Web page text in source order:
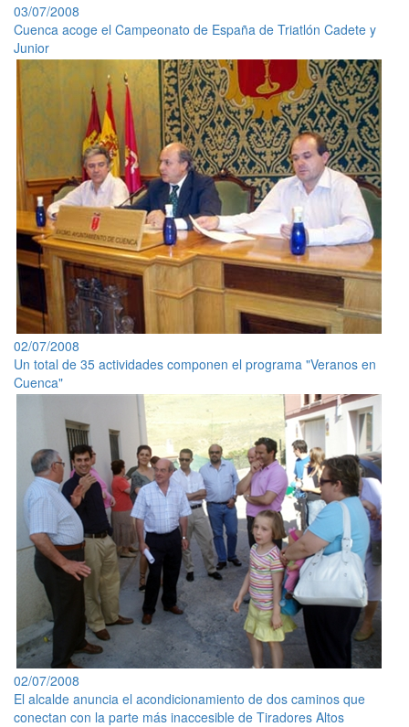
03/07/2008
Cuenca acoge el Campeonato de España de Triatlón Cadete y
Junior
02/07/2008
Un total de 35 actividades componen el programa "Veranos en
Cuenca"
02/07/2008
El alcalde anuncia el acondicionamiento de dos caminos que
conectan con la parte más inaccesible de Tiradores Altos